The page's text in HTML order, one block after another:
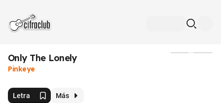
Only The Lonely
Pinkeye
Letra Más